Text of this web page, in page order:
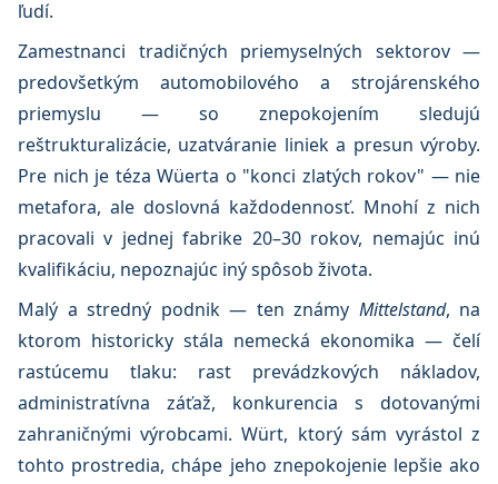
ľudí.
Zamestnanci tradičných priemyselných sektorov —
predovšetkým automobilového a strojárenského
priemyslu — so znepokojením sledujú
reštrukturalizácie, uzatváranie liniek a presun výroby.
Pre nich je téza Wüerta o "konci zlatých rokov" — nie
metafora, ale doslovná každodennosť. Mnohí z nich
pracovali v jednej fabrike 20–30 rokov, nemajúc inú
kvalifikáciu, nepoznajúc iný spôsob života.
Malý a stredný podnik — ten známy Mittelstand, na
ktorom historicky stála nemecká ekonomika — čelí
rastúcemu tlaku: rast prevádzkových nákladov,
administratívna záťaž, konkurencia s dotovanými
zahraničnými výrobcami. Würt, ktorý sám vyrástol z
tohto prostredia, chápe jeho znepokojenie lepšie ako